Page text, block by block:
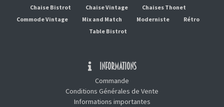
Chaise Bistrot
Chaise Vintage
Chaises Thonet
Commode Vintage
Mix and Match Moderniste
Rétro
Table Bistrot
INFORMATIONS
Commande
Conditions Générales de Vente
Informations importantes